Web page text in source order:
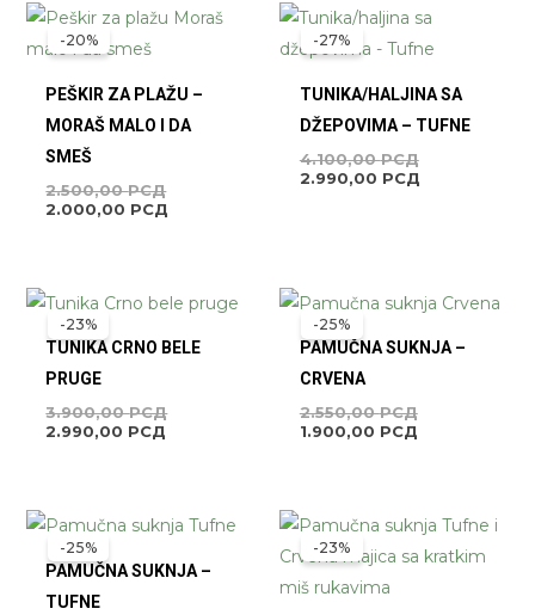
-20%
PEŠKIR ZA PLAŽU –
MORAŠ MALO I DA
SMEŠ
2.500,00РСД
ORIGINALNA
CENA
2.500,00 РСД.
2.000,00 РСД
TRENUTNA
CENA
-27%
TUNIKA/HALJINA SA
DŽEPOVIMA – TUFNE
4.100,00РСД
ORIGINALNA
CENA
JE
4.100,00
2.990,00 РСД
TRENUTNA
CENA
JE:
-23%
TUNIKA CRNO BELE
PRUGE
3.900,00РСД
ORIGINALNA
CENA
BILA:
2.990,00 РСД
TRENUTNA
CENA
2.990,00 РСД.
-25%
PAMUČNA SUKNJA –
CRVENA
2.550,00РСД
ORIGINALNA
CENA
BILA:
1.900,00 РСД
TRENUTNA
CENA
1.900,00
-25%
PAMUČNA SUKNJA –
TUFNE
ORIGINALNA
CENA
BILA:
2.550,00 РСД.
TRENUTNA
CENA
1.900,00 РСД.
-23%
ORIGINALNA
CENA
JE
TRENUTNA
CENA
JE: